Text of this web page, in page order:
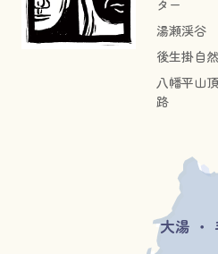
ター
湯瀬渓谷
後生掛自
八幡平山
路